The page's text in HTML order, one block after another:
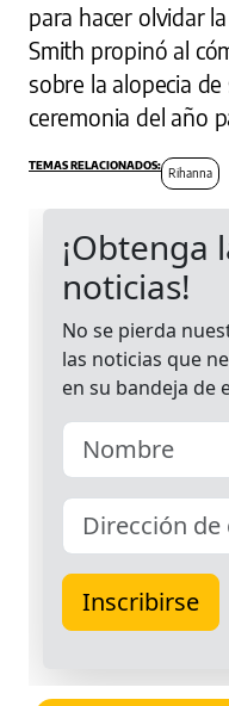
para hacer olvidar
Smith propinó al
sobre la alopecia
ceremonia del año
Rihanna